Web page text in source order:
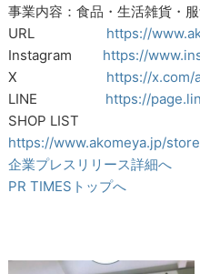
事業内容：食品・生活雑貨・
URL https://
Instagram https://
X https://x.com/
LINE https://
SHOP LIST
https://www.akomeya.jp/
企業プレスリリース詳細へ
PR TIMESトップへ